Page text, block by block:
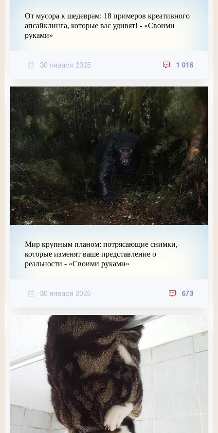
От мусора к шедеврам: 18 примеров креативного
апсайклинга, которые вас удивят! - «Своими
руками»
30 января 2025 1 016
Мир крупным планом: потрясающие снимки,
которые изменят ваше представление о
реальности - «Своими руками»
30 января 2025 673